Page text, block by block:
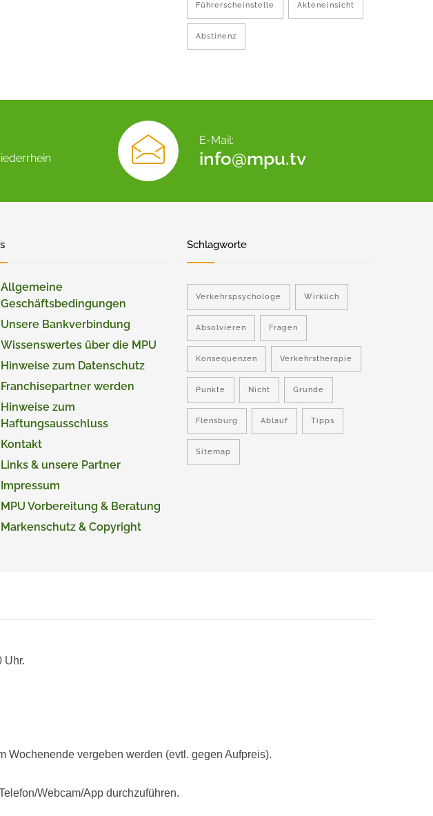
Führerscheinstelle Akteneinsicht
Abstinenz
E-Mail:
info@mpu.tv
Allgemeine
Geschäftsbedingungen
Unsere Bankverbindung
Wissenswertes über die MPU
Hinweise zum Datenschutz
Franchisepartner werden
Hinweise zum
Haftungsausschluss
Kontakt
Links & unsere Partner
Impressum
MPU Vorbereitung & Beratung
Markenschutz & Copyright
Schlagworte
Verkehrspsychologe Wirklich
Absolvieren Fragen
Konsequenzen Verkehrstherapie
Punkte Nicht Grunde
Flensburg Ablauf Tipps
Sitemap
Uhr.
Wochenende vergeben werden (evtl. gegen Aufpreis).
Webcam/App durchzuführen.